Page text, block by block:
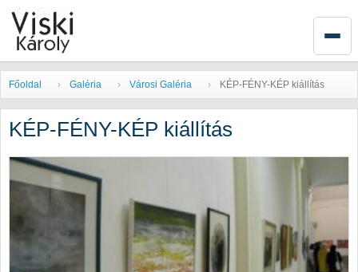
Főoldal Galéria Városi Galéria KÉP-FÉNY-KÉP kiállítás
KÉP-FÉNY-KÉP kiállítás